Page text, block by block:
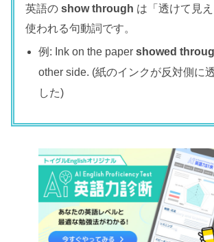
英語の show through は「透けて見
使われる句動詞です。
例: Ink on the papershowed
other side. (紙のインクが反対側に
した)